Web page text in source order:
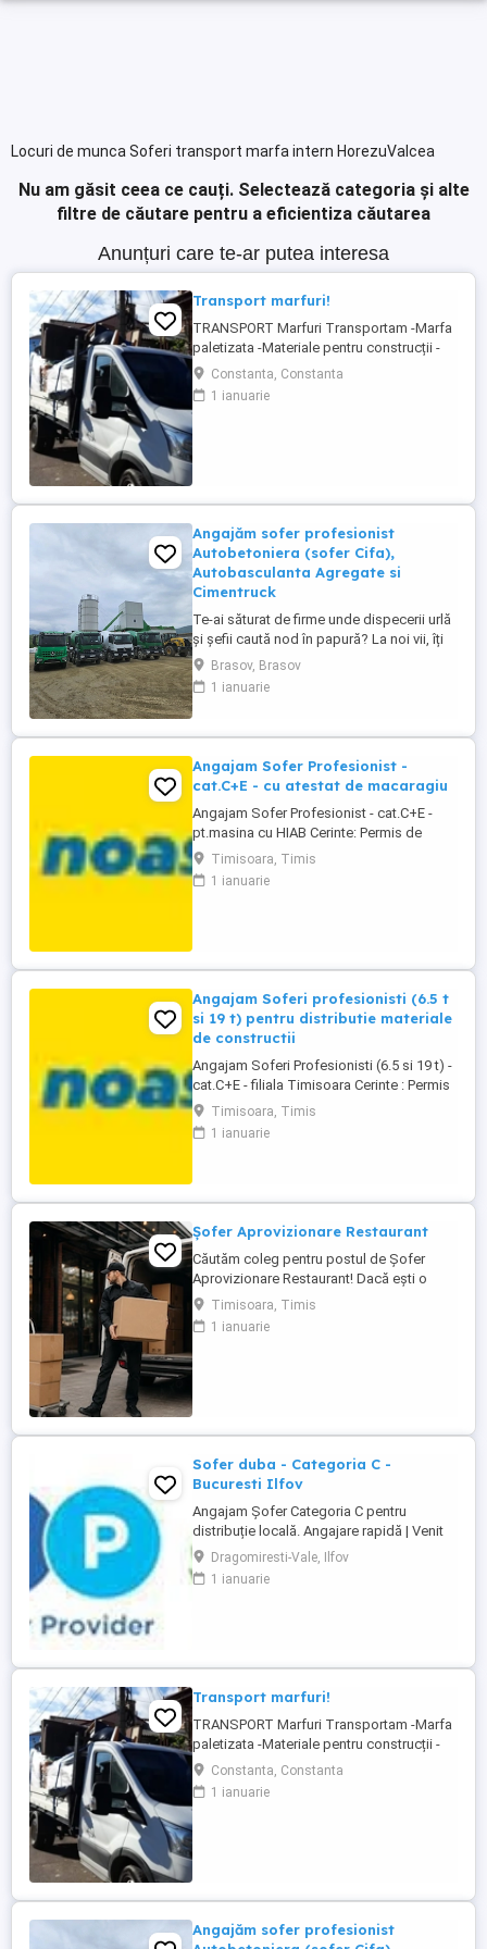
Locuri de munca Soferi transport marfa intern HorezuValcea
Nu am găsit ceea ce cauți. Selectează categoria și alte
filtre de căutare pentru a eficientiza căutarea
Anunțuri care te-ar putea interesa
Transport marfuri!
TRANSPORT Marfuri Transportam -Marfa
paletizata -Materiale pentru construcții -
Mobila ALTELE Va stam la dispoziție
pentru ori ce fel de intrebari privind
costurile transportului și mainpularea
Constanta, Constanta
1 ianuarie
Angajăm sofer profesionist
Autobetoniera (sofer Cifa),
Autobasculanta Agregate si
Cimentruck
Te-ai săturat de firme unde dispecerii urlă
și șefii caută nod în papură? La noi vii, îți
vezi de drum, muncești, iar la final de lună
pleci cu banii curați în buzunar! Ce căutăm:
Șofer serios, harnic și punctual betonul nu
cuvântul căruia ne putem baza. - Permis ...
Brasov, Brasov
1 ianuarie
Angajam Sofer Profesionist -
cat.C+E - cu atestat de macaragiu
Angajam Sofer Profesionist - cat.C+E -
pt.masina cu HIAB Cerinte: Permis de
conducere categ. C+E; Atestat profesional
pentru transport marfa + card tahograf;
Atestat de macaragiu Descrierea jobului:
Timisoara, Timis
1 ianuarie
Angajam Soferi profesionisti (6.5 t
si 19 t) pentru distributie materiale
de constructii
Angajam Soferi Profesionisti (6.5 si 19 t) -
cat.C+E - filiala Timisoara Cerinte : Permis
de conducere categoriile C+E; Atestat
pentru transport marfuri generale; Card
tahograf Responsabilitati: Distributie
marfa ...
Timisoara, Timis
1 ianuarie
Șofer Aprovizionare Restaurant
Căutăm coleg pentru postul de Șofer
Aprovizionare Restaurant! Dacă ești o
persoană serioasă, organizată și îți place
să fii mereu în mișcare, te vrem în echipa
noastră. Rolul presupune aprovizionarea
Timisoara, Timis
1 ianuarie
Sofer duba - Categoria C -
Bucuresti Ilfov
Angajam Șofer Categoria C pentru
distribuție locală. Angajare rapidă | Venit
stabil | Curse locale | Program predictibil
Contract de muncă pe perioadă
nedeterminată Locație depozit:
Duminică ...
Dragomiresti-Vale, Ilfov
1 ianuarie
Transport marfuri!
TRANSPORT Marfuri Transportam -Marfa
paletizata -Materiale pentru construcții -
Mobila ALTELE Va stam la dispoziție
pentru ori ce fel de intrebari privind
costurile transportului și mainpularea
Constanta, Constanta
1 ianuarie
Angajăm sofer profesionist